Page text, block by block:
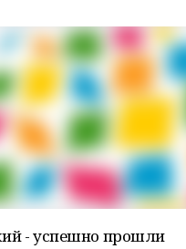
- успешно прошли